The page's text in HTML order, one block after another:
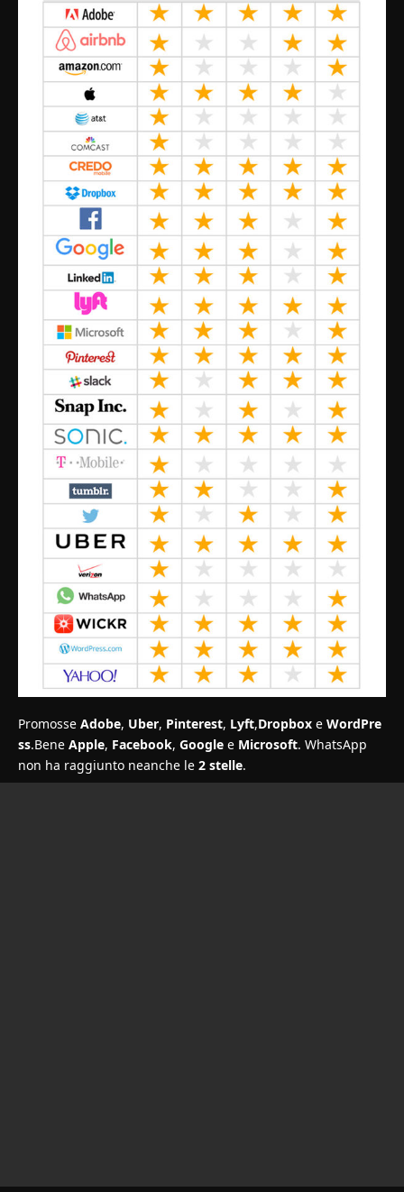
Promosse Adobe, Uber, Pinterest, Lyft,Dropbox e WordPre
ss.Bene Apple, Facebook, Google e Microsoft. WhatsApp
non ha raggiunto neanche le 2 stelle.